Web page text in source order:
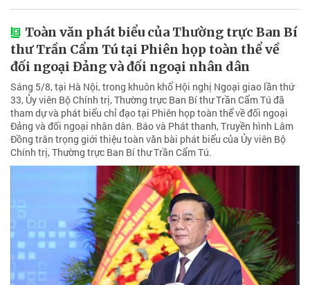
Toàn văn phát biểu của Thường trực Ban Bí
thư Trần Cẩm Tú tại Phiên họp toàn thể về
đối ngoại Đảng và đối ngoại nhân dân
Sáng 5/8, tại Hà Nội, trong khuôn khổ Hội nghị Ngoại giao lần thứ
33, Ủy viên Bộ Chính trị, Thường trực Ban Bí thư Trần Cẩm Tú đã
tham dự và phát biểu chỉ đạo tại Phiên họp toàn thể về đối ngoại
Đảng và đối ngoại nhân dân. Báo và Phát thanh, Truyền hình Lâm
Đồng trân trọng giới thiệu toàn văn bài phát biểu của Ủy viên Bộ
Chính trị, Thường trực Ban Bí thư Trần Cẩm Tú.